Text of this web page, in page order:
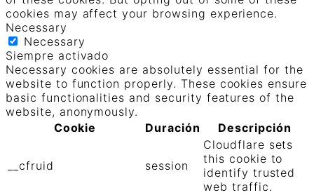
cookies may affect your browsing experience.
Necessary
Necessary
Siempre activado
Necessary cookies are absolutely essential for the
website to function properly. These cookies ensure
basic functionalities and security features of the
website, anonymously.
Cookie
Duración Descripción
__cfruid session
Cloudflare sets
this cookie to
identify trusted
web traffic.